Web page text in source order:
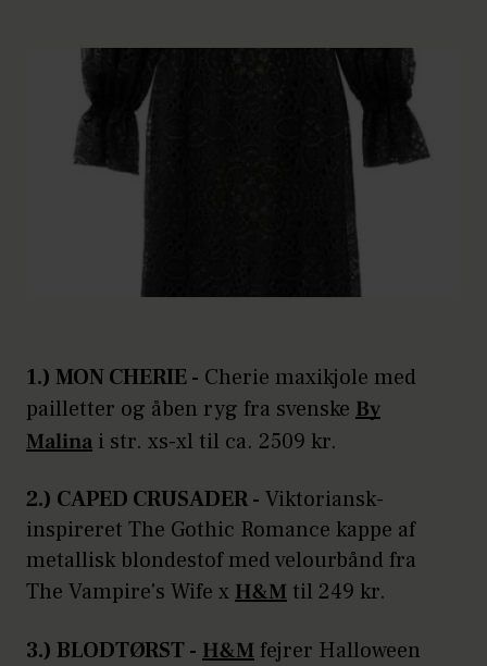
1.) MON CHERIE - Cherie maxikjole med
pailletter og åben ryg fra svenske By
Malina i str. xs-xl til ca. 2509 kr.
2.) CAPED CRUSADER - Viktoriansk-
inspireret The Gothic Romance kappe af
metallisk blondestof med velourbånd fra
The Vampire's Wife x H&M til 249 kr.
3.) BLODTØRST - H&M fejrer Halloween